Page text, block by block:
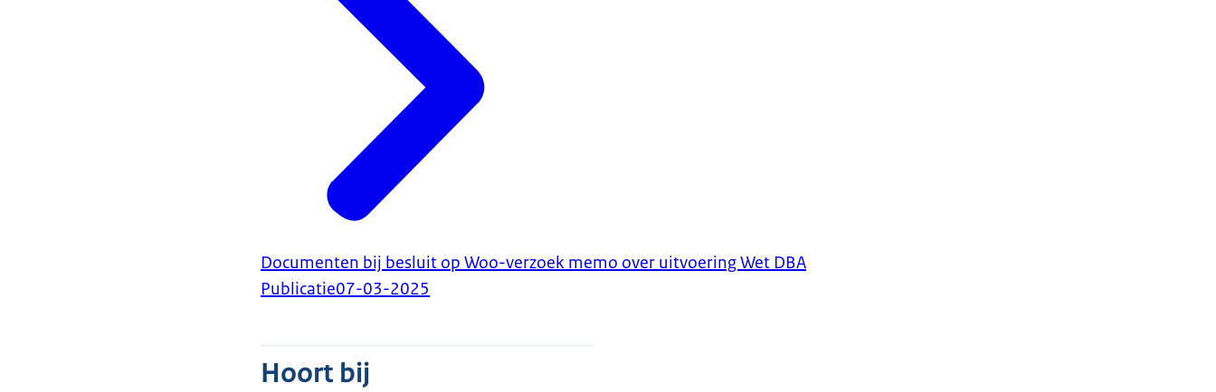
Documenten bij besluit op Woo-verzoek memo over uitvoering Wet DBA
Publicatie07-03-2025
Hoort bij